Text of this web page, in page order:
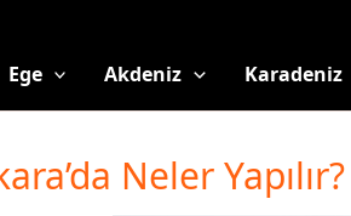
Ege Akdeniz Karadeniz
Neler